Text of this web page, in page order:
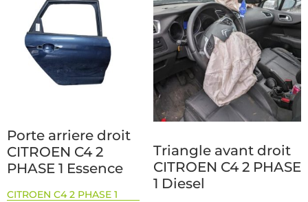
Porte arriere droit
CITROEN C4 2
PHASE 1 Essence
CITROEN C4 2 PHASE 1
Triangle avant droit
CITROEN C4 2 PHASE
1 Diesel